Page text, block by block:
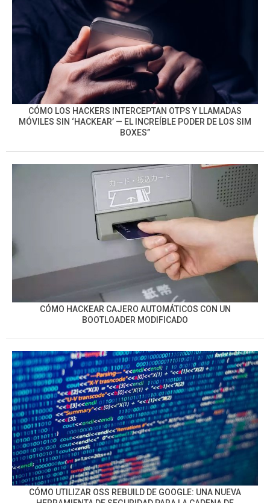
CÓMO LOS HACKERS INTERCEPTAN OTPS Y LLAMADAS
MÓVILES SIN ‘HACKEAR’ — EL INCREÍBLE PODER DE LOS SIM
BOXES”
CÓMO HACKEAR CAJERO AUTOMÁTICOS CON UN
BOOTLOADER MODIFICADO
CÓMO UTILIZAR OSS REBUILD DE GOOGLE: UNA NUEVA